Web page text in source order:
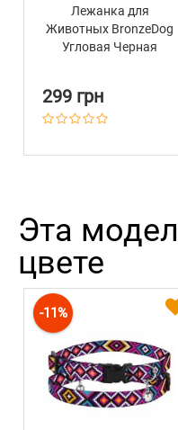
Лежанка для
Животных BronzeDog
Угловая Черная
299 грн
Эта
цвете
-11%